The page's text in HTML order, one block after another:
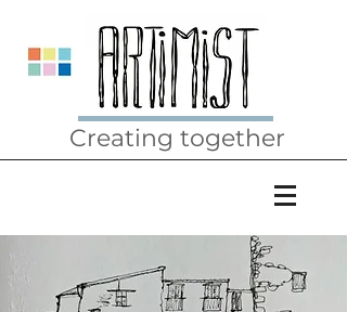
Creating together